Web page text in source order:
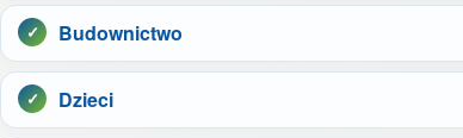
Budownictwo
Dzieci